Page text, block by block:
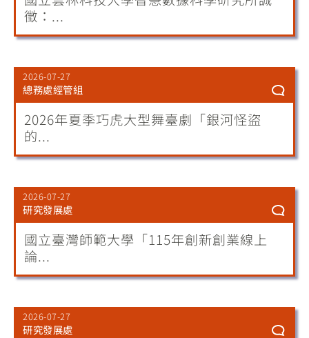
徵：...
2026-07-27
總務處經管組
2026年夏季巧虎大型舞臺劇「銀河怪盜
的...
2026-07-27
研究發展處
國立臺灣師範大學「115年創新創業線上
論...
2026-07-27
研究發展處